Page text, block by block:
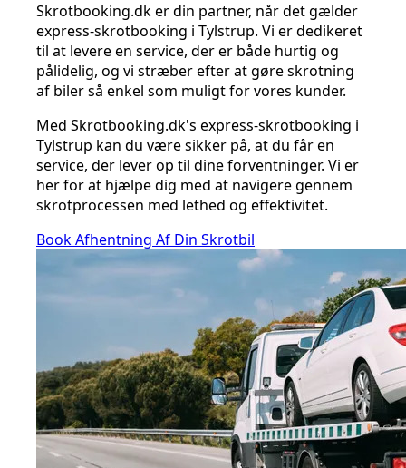
Skrotbooking.dk er din partner, når det gælder
express-skrotbooking i Tylstrup. Vi er dedikeret
til at levere en service, der er både hurtig og
pålidelig, og vi stræber efter at gøre skrotning
af biler så enkel som muligt for vores kunder.
Med Skrotbooking.dk's express-skrotbooking i
Tylstrup kan du være sikker på, at du får en
service, der lever op til dine forventninger. Vi er
her for at hjælpe dig med at navigere gennem
skrotprocessen med lethed og effektivitet.
Book Afhentning Af Din Skrotbil